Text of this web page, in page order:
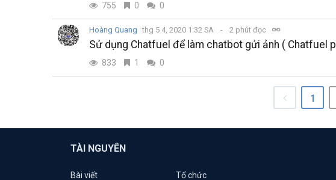
755 0 0
Hoàng Quang thg 5 4, 2020 1:32 SA 2 phút đọc
Sử dụng Chatfuel để làm chatbot gửi ảnh ( Chatfuel
833 1 0
1
TÀI NGUYÊN
Bài viết Tổ chức